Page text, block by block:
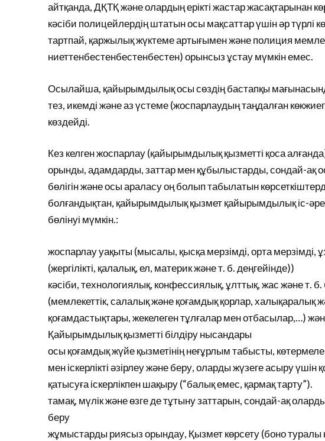
айтқанда, ДҚТҚ және олардың ерікті жастар жасақтарынан
кәсіби полицейлердің штатын осы мақсаттар үшін әр түрлі
тартпай, қаржылық жүктеме артығымен және полиция
ниеттенбестенбестенбестен) орынсыз ұстау мүмкін емес.
Осылайша, қайырымдылық осы сөздің бастапқы
тез, икемді және аз үстеме (жоспарлаудың таңдалған
көздейді.
Кез келген жоспарлау (қайырымдылық қызметті қоса
орынды, адамдарды, заттар мен құбылыстарды, сондай-ақ
бөлігін және осы араласу оң болып табылатын
болғандықтан, қайырымдылық қызмет қайырымдылық іс-
бөлінуі мүмкін.:
жоспарлау уақыты (мысалы, қысқа мерзімді, орта мерзімді,
(жергілікті, қалалық, ел, материк және т. б. деңгейінде))
кәсіби, технологиялық, конфессиялық, ұлттық, жас және т.
(мемлекеттік, салалық және қоғамдық қорлар, халықаралық
қоғамдастықтары, жекелеген тұлғалар мен отбасылар,…)
Қайырымдылық қызметті білдіру нысандары
осы қоғамдық жүйе қызметінің неғұрлым табысты,
мен іскерлікті әзірлеу және беру, оларды жүзеге асыру
қатысуға іскерлікпен шақыру (“балық емес, қармақ тарту”).
тамақ, мүлік және өзге де тұтыну заттарын, сондай-ақ
беру
жұмыстарды риясыз орындау, Қызмет көрсету (боно туралы